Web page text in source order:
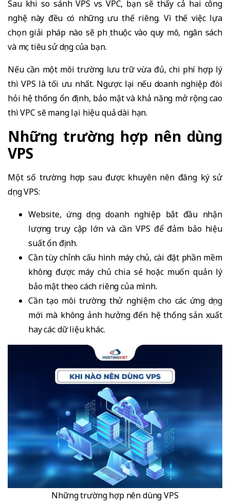
Sau khi so sánh VPS vs VPC, bạn sẽ thấy cả hai công
nghệ này đều có những ưu thế riêng. Vì thế việc lựa
chọn giải pháp nào sẽ phụ thuộc vào quy mô, ngân sách
và mục tiêu sử dụng của bạn.
Nếu cần một môi trường lưu trữ vừa đủ, chi phí hợp lý
thì VPS là tối ưu nhất. Ngược lại nếu doanh nghiệp đòi
hỏi hệ thống ổn định, bảo mật và khả năng mở rộng cao
thì VPC sẽ mang lại hiệu quả dài hạn.
Những trường hợp nên dùng
VPS
Một số trường hợp sau được khuyên nên đăng ký sử
dụng VPS:
Website, ứng dụng doanh nghiệp bắt đầu nhận
lượng truy cập lớn và cần VPS để đảm bảo hiệu
suất ổn định.
Cần tùy chỉnh cấu hình máy chủ, cài đặt phần mềm
không được máy chủ chia sẻ hoặc muốn quản lý
bảo mật theo cách riêng của mình.
Cần tạo môi trường thử nghiệm cho các ứng dụng
mới mà không ảnh hưởng đến hệ thống sản xuất
hay các dữ liệu khác.
Những trường hợp nên dùng VPS